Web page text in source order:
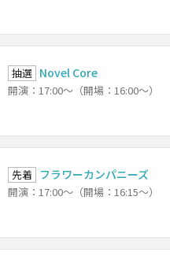
抽選 Novel Core
開演：17:00～（開場：16:00～）
先着 フラワーカンパニーズ
開演：17:00～（開場：16:15～）